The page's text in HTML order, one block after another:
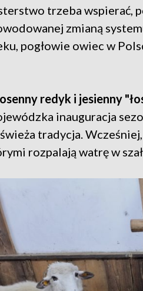
trzeba wspierać,
zmianą
pogłowie owiec w
redyk i jesienny
inauguracja
tradycja.
rozpalają watrę w